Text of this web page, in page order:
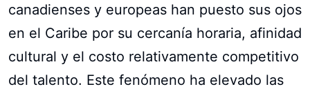
canadienses y europeas han puesto sus ojos
en el Caribe por su cercanía horaria, afinidad
cultural y el costo relativamente competitivo
del talento. Este fenómeno ha elevado las